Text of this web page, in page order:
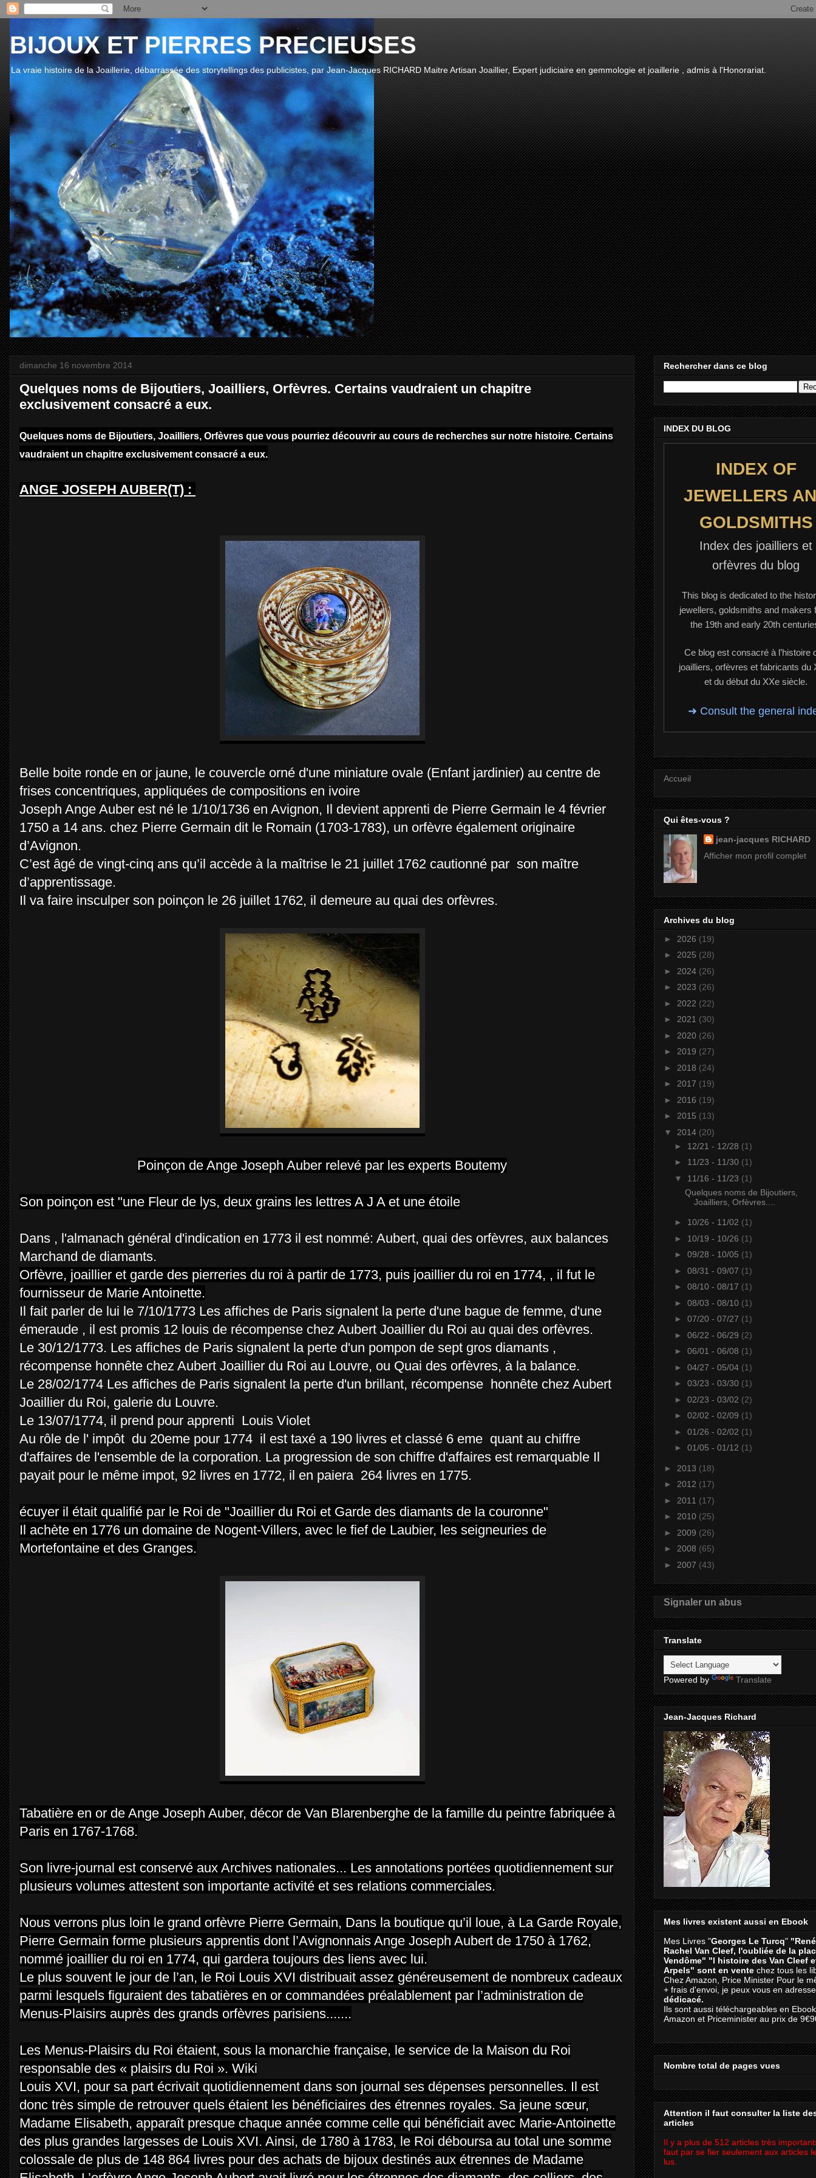
BIJOUX ET PIERRES PRECIEUSES
La vraie histoire de la Joaillerie, débarrassée des storytellings des publicistes, par Jean-Jacques RICHARD Maitre Artisan Joaillier, Expert judiciaire en gemmologie et joaillerie , admis à l'Honorariat.
dimanche 16 novembre 2014
Quelques noms de Bijoutiers, Joailliers, Orfèvres. Certains vaudraient un chapitre
exclusivement consacré a eux.
Quelques noms de Bijoutiers, Joailliers, Orfèvres que vous pourriez découvrir au cours de recherches sur notre histoire. Certains
vaudraient un chapitre exclusivement consacré a eux.
ANGE JOSEPH AUBER(T) :
Belle boite ronde en or jaune, le couvercle orné d'une miniature ovale (Enfant jardinier) au centre de
frises concentriques, appliquées de compositions en ivoire
Joseph Ange Auber est né le 1/10/1736 en Avignon, Il devient apprenti de Pierre Germain le 4 février
1750 a 14 ans. chez Pierre Germain dit le Romain (1703-1783), un orfèvre également originaire
d’Avignon.
C’est âgé de vingt-cinq ans qu’il accède à la maîtrise le 21 juillet 1762 cautionné par son maître
d’apprentissage.
Il va faire insculper son poinçon le 26 juillet 1762, il demeure au quai des orfèvres.
Poinçon de Ange Joseph Auber relevé par les experts Boutemy
Son poinçon est "une Fleur de lys, deux grains les lettres A J A et une étoile
Dans , l'almanach général d'indication en 1773 il est nommé: Aubert, quai des orfèvres, aux balances
Marchand de diamants.
Orfèvre, joaillier et garde des pierreries du roi à partir de 1773, puis joaillier du roi en 1774, , il fut le
fournisseur de Marie Antoinette.
Il fait parler de lui le 7/10/1773 Les affiches de Paris signalent la perte d'une bague de femme, d'une
émeraude , il est promis 12 louis de récompense chez Aubert Joaillier du Roi au quai des orfèvres.
Le 30/12/1773. Les affiches de Paris signalent la perte d'un pompon de sept gros diamants ,
récompense honnête chez Aubert Joaillier du Roi au Louvre, ou Quai des orfèvres, à la balance.
Le 28/02/1774 Les affiches de Paris signalent la perte d'un brillant, récompense honnête chez Aubert
Joaillier du Roi, galerie du Louvre.
Le 13/07/1774, il prend pour apprenti Louis Violet
Au rôle de l' impôt du 20eme pour 1774 il est taxé a 190 livres et classé 6 eme quant au chiffre
d'affaires de l'ensemble de la corporation. La progression de son chiffre d'affaires est remarquable Il
payait pour le même impot, 92 livres en 1772, il en paiera 264 livres en 1775.
écuyer il était qualifié par le Roi de "Joaillier du Roi et Garde des diamants de la couronne"
Il achète en 1776 un domaine de Nogent-Villers, avec le fief de Laubier, les seigneuries de
Mortefontaine et des Granges.
Tabatière en or de Ange Joseph Auber, décor de Van Blarenberghe de la famille du peintre fabriquée à
Paris en 1767-1768.
Son livre-journal est conservé aux Archives nationales... Les annotations portées quotidiennement sur
plusieurs volumes attestent son importante activité et ses relations commerciales.
Nous verrons plus loin le grand orfèvre Pierre Germain, Dans la boutique qu’il loue, à La Garde Royale,
Pierre Germain forme plusieurs apprentis dont l’Avignonnais Ange Joseph Aubert de 1750 à 1762,
nommé joaillier du roi en 1774, qui gardera toujours des liens avec lui.
Le plus souvent le jour de l’an, le Roi Louis XVI distribuait assez généreusement de nombreux cadeaux
parmi lesquels figuraient des tabatières en or commandées préalablement par l’administration de
Menus-Plaisirs auprès des grands orfèvres parisiens.......
Les Menus-Plaisirs du Roi étaient, sous la monarchie française, le service de la Maison du Roi
responsable des « plaisirs du Roi ». Wiki
Louis XVI, pour sa part écrivait quotidiennement dans son journal ses dépenses personnelles. Il est
donc très simple de retrouver quels étaient les bénéficiaires des étrennes royales. Sa jeune sœur,
Madame Elisabeth, apparaît presque chaque année comme celle qui bénéficiait avec Marie-Antoinette
des plus grandes largesses de Louis XVI. Ainsi, de 1780 à 1783, le Roi déboursa au total une somme
colossale de plus de 148 864 livres pour des achats de bijoux destinés aux étrennes de Madame
Rechercher dans ce blog
INDEX DU BLOG
INDEX OF
JEWELLERS
GOLDSMITHS
Index des joailliers et
orfèvres du blog
This blog is dedicated to the
jewellers, goldsmiths and makers
the 19th and early 20th
Ce blog est consacré à l’histoire
joailliers, orfèvres et fabricants du
et du début du XXe siècle.
➜ Consult the general
Accueil
Qui êtes-vous ?
jean-jacques RICHARD
Afficher mon profil complet
Archives du blog
► 2026 (19)
► 2025 (28)
► 2024 (26)
► 2023 (26)
► 2022 (22)
► 2021 (30)
► 2020 (26)
► 2019 (27)
► 2018 (24)
► 2017 (19)
► 2016 (19)
► 2015 (13)
▼ 2014 (20)
► 12/21 - 12/28 (1)
► 11/23 - 11/30 (1)
▼ 11/16 - 11/23 (1)
Quelques noms de Bijoutiers,
Joailliers, Orfèvres....
► 10/26 - 11/02 (1)
► 10/19 - 10/26 (1)
► 09/28 - 10/05 (1)
► 08/31 - 09/07 (1)
► 08/10 - 08/17 (1)
► 08/03 - 08/10 (1)
► 07/20 - 07/27 (1)
► 06/22 - 06/29 (2)
► 06/01 - 06/08 (1)
► 04/27 - 05/04 (1)
► 03/23 - 03/30 (1)
► 02/23 - 03/02 (2)
► 02/02 - 02/09 (1)
► 01/26 - 02/02 (1)
► 01/05 - 01/12 (1)
► 2013 (18)
► 2012 (17)
► 2011 (17)
► 2010 (25)
► 2009 (26)
► 2008 (65)
► 2007 (43)
Signaler un abus
Translate
Powered by Translate
Jean-Jacques Richard
Mes livres existent aussi en Ebook
Mes Livres "Georges Le Turcq"
Rachel Van Cleef, l'oubliée de la
Vendôme" "l histoire des Van Cleef
Arpels" sont en vente chez tous les
Chez Amazon, Price Minister Pour le
+ frais d'envoi, je peux vous en
dédicacé.
Ils sont aussi téléchargeables en
Amazon et Priceminister au prix de
Nombre total de pages vues
Attention il faut consulter la liste
articles
Il y a plus de 512 articles très
faut par se fier seulement aux articles
lus.